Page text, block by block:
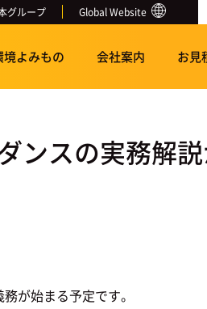
グループ Global Website
境よみもの 会社案内 お見
スの実務解説
が始まる予定です。